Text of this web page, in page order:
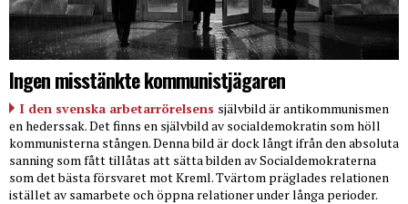
Ingen misstänkte kommunistjägaren
I den svenska arbetarrörelsens självbild är antikommunismen
en hederssak. Det finns en självbild av socialdemokratin som höll
kommunisterna stången. Denna bild är dock långt ifrån den absoluta
sanning som fått tillåtas att sätta bilden av Socialdemokraterna
som det bästa försvaret mot Kreml. Tvärtom präglades relationen
istället av samarbete och öppna relationer under långa perioder.